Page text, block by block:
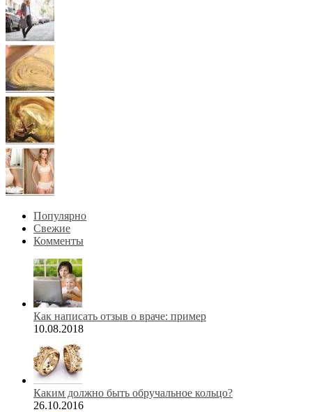
Популярно
Свежие
Комменты
Как написать отзыв о враче: пример
10.08.2018
Каким должно быть обручальное кольцо?
26.10.2016